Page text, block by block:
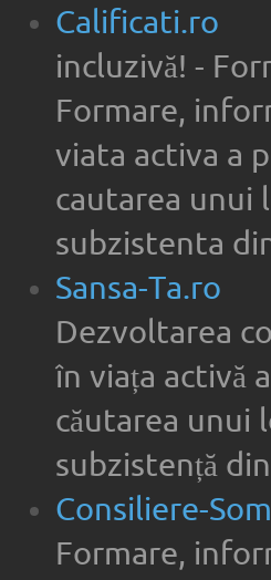
Calificati.ro
incluzivă! -
Formare,
viata activa a
cautarea unui
subzistenta
Sansa-Ta.ro
Dezvoltarea
în viața activă
căutarea unui
subzistență
Consiliere-
Formare,